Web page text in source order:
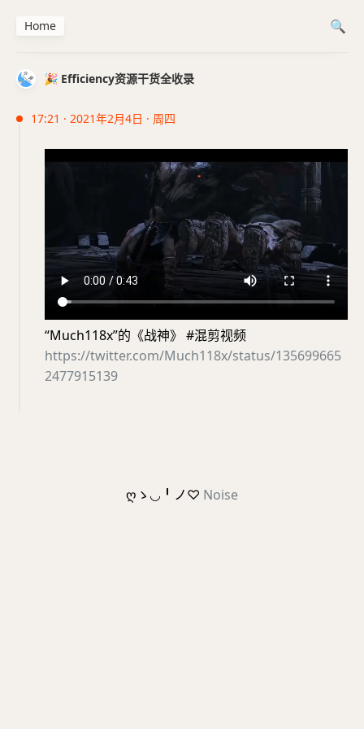
🎉 Efficiency资源干货全收录
17:21 · 2021年2月4日 · 周四
“Much118x”的《战神》 #混剪视频
https://twitter.com/Much118x/status/135699665
2477915139
Home
ღゝ◡╹ノ♡ Noise